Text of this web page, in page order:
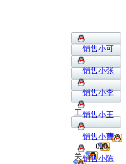
销售小可
销售小张
销售小李
销售小王
销售小曹
销售小陈
工
020-
关